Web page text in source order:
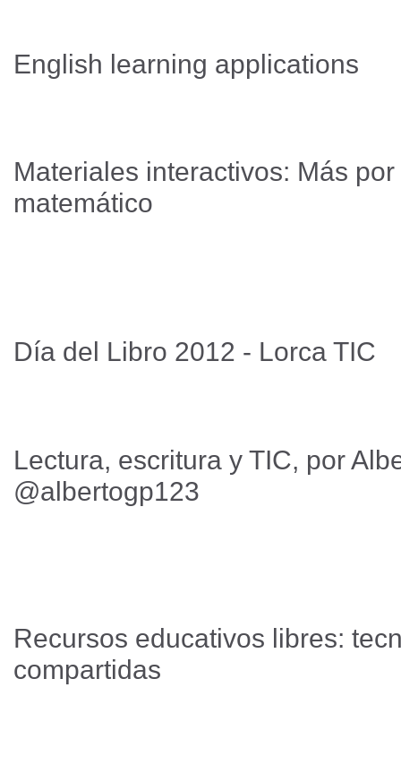
English learning applications
Materiales interactivos: Más
matemático
Día del Libro 2012 - Lorca TIC
Lectura, escritura y TIC, por
@albertogp123
Recursos educativos libres:
compartidas